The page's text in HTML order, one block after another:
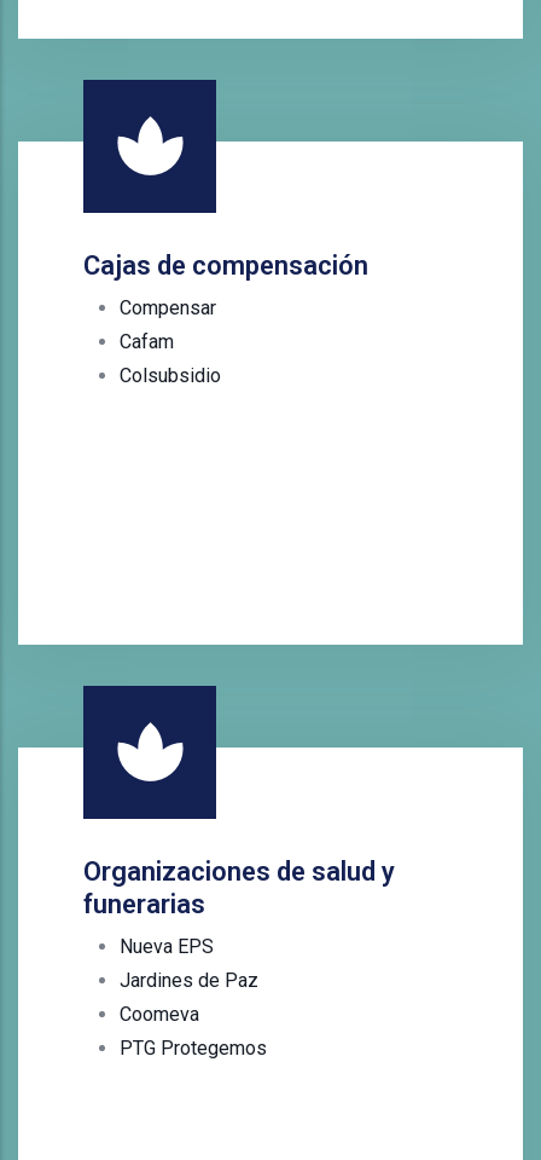
Cajas de compensación
Compensar
Cafam
Colsubsidio
Organizaciones de salud y
funerarias
Nueva EPS
Jardines de Paz
Coomeva
PTG Protegemos